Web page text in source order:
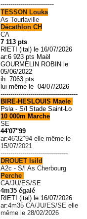
---------------------------
TESSON Louka
As Tourlaville
Décathlon CH
CA
7 113 pts
RIETI (ital) le 16/07/2026
ar:6 923 pts Maël
GOURMELIN ROBIN le
05/06/2022
ih: 7063 pts
lui même le 04/07/2026
---------------------------------------
BIRE-HESLOUIS Maele
Psla - S/l Stade Saint-Lo
10 000m Marche
SE
44'07''99
ar:46'32"94 elle même le
15/07/2021
----------------------------------
DROUET Isild
A2c - S/l As Cherbourg
Perche
CA/JU/ES/SE
4m35 égalé
RIETI (ital) le 16/07/2026
ar:4m35 CA/JU/ES/SE elle
même le 28/02/2026